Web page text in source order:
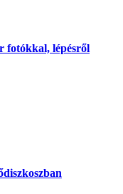
fotókkal, lépésről